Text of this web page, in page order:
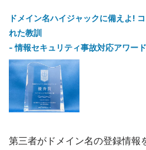
ドメイン名ハイジャックに備えよ!
れた教訓
- 情報セキュリティ事故対応アワー
第三者がドメイン名の登録情報